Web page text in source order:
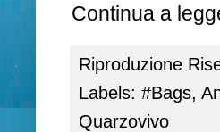
Continua a
Riproduzione
Labels: #Bags,
Quarzovivo